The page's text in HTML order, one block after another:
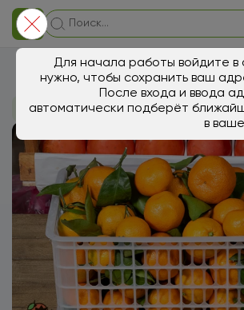
Для начала работы войдите в
нужно, чтобы сохранить ваш
После входа и ввода
автоматически подберёт
в
В магазин Фрукты